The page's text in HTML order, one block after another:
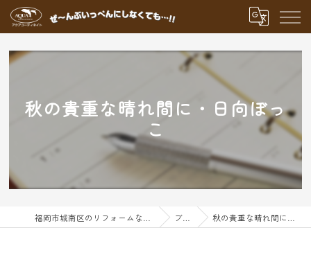
秋の貴重な晴れ間に・日向ぼっ
こ
ブログ 秋の貴重な晴れ間に・日向ぼっこ